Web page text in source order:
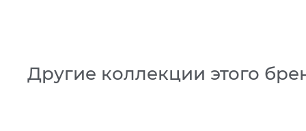
Другие коллекции этого